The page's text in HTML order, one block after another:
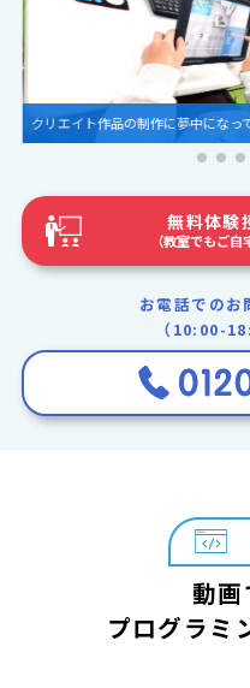
クリエイト作品の制作に夢中になっ
無料体験
（教室でもご自
お電話でのお
（10:00-
動画
プログラミ